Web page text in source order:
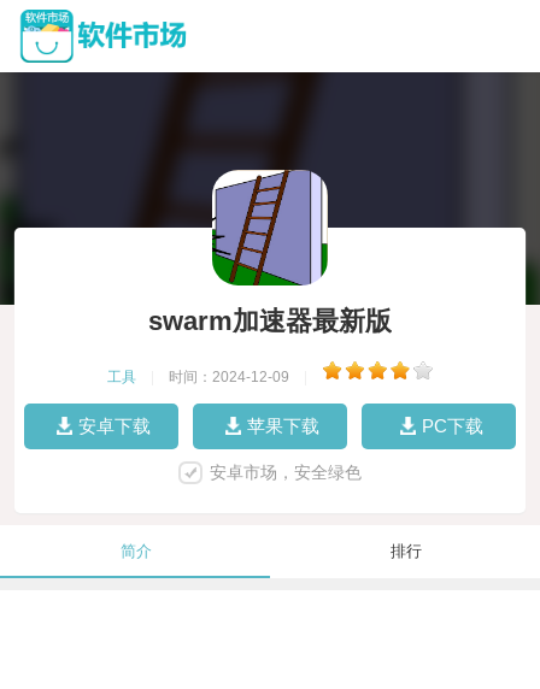
swarm加速器最新版
工具 时间：2024-12-09
安卓下载 苹果下载 PC下载
安卓市场，安全绿色
简介 排行